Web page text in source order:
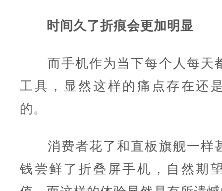
时间久了折痕会更加明显
而手机作为当下每个人每天
工具，显然这样的痛点存在还
的。
消费者花了和直板旗舰一样
钱尝鲜了折叠屏手机，自然期